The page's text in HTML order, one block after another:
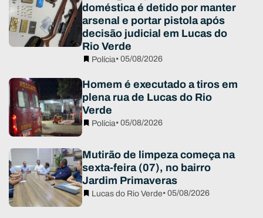
doméstica é detido por manter
arsenal e portar pistola após
decisão judicial em Lucas do
Rio Verde
Polícia• 05/08/2026
Homem é executado a tiros em
plena rua de Lucas do Rio
Verde
Polícia• 05/08/2026
Mutirão de limpeza começa na
sexta-feira (07), no bairro
Jardim Primaveras
Lucas do Rio Verde• 05/08/2026